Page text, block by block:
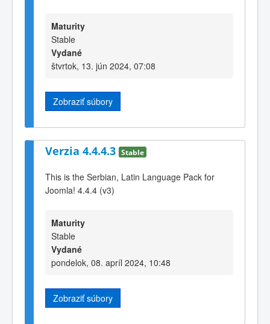
Maturity
Stable
Vydané
štvrtok, 13. jún 2024, 07:08
Zobraziť súbory
Verzia 4.4.4.3 Stable
This is the Serbian, Latin Language Pack for
Joomla! 4.4.4 (v3)
Maturity
Stable
Vydané
pondelok, 08. apríl 2024, 10:48
Zobraziť súbory